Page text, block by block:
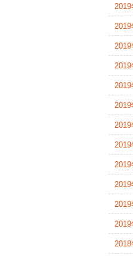
2019
2019
2019
2019
2019
2019
2019
2019
2019
2019
2019
2019
2018